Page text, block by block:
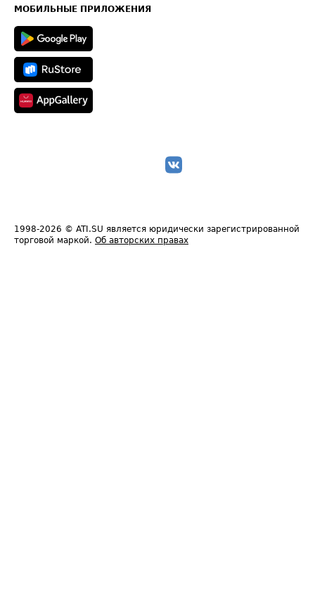
Техническая информация
МОБИЛЬНЫЕ ПРИЛОЖЕНИЯ
1998-2026 © ATI.SU является юридически зарегистрированной
торговой маркой. Об авторских правах